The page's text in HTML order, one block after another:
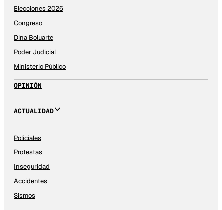
Elecciones 2026
Congreso
Dina Boluarte
Poder Judicial
Ministerio Público
OPINIÓN
ACTUALIDAD
Policiales
Protestas
Inseguridad
Accidentes
Sismos